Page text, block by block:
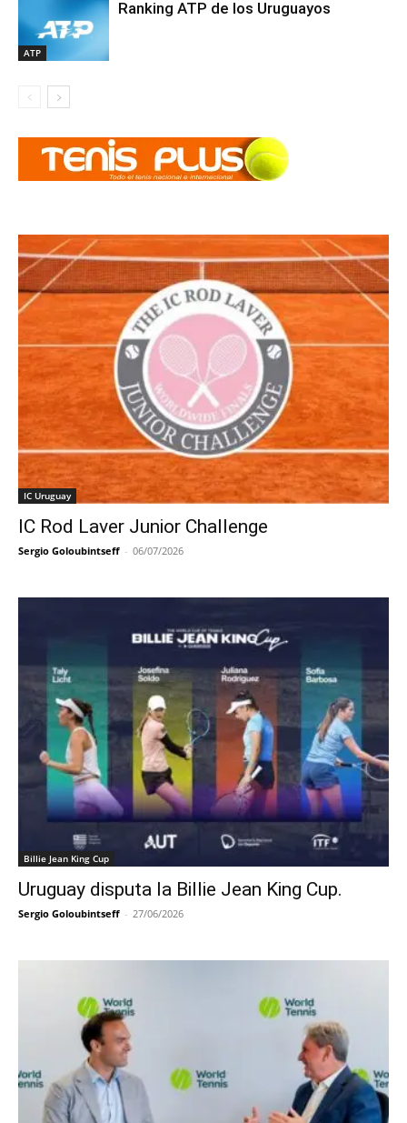
ATP
Ranking ATP de los Uruguayos
IC Uruguay
IC Rod Laver Junior Challenge
Sergio Goloubintseff - 06/07/2026
Billie Jean King Cup
Uruguay disputa la Billie Jean King Cup.
Sergio Goloubintseff - 27/06/2026